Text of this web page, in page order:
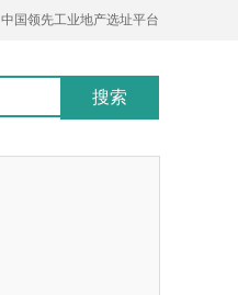
中国领先工业地产选址平台